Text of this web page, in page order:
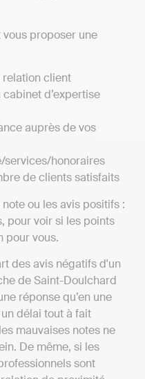
vous proposer une
relation client
d’expertise
auprès de vos
services/honoraires
de clients satisfaits
ou les avis positifs :
pour voir si les points
pour vous.
des avis négatifs d'un
de Saint-Doulchard
réponse qu’en une
délai tout à fait
mauvaises notes ne
De même, si les
sont